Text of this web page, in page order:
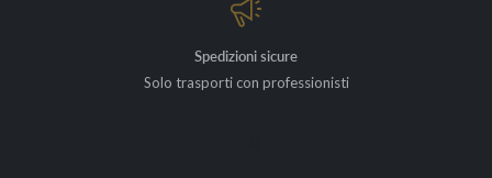
Spedizioni sicure
Solo trasporti con professionisti